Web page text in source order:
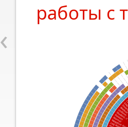
‹
работы с